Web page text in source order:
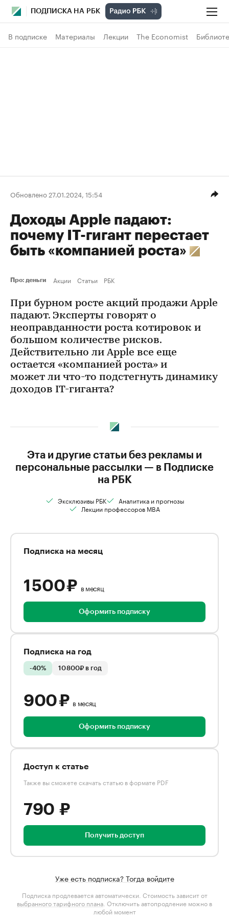
ПОДПИСКА НА РБК
В подписке Материалы Лекции The Economist
Обновлено 27.01.2024, 15:54
Доходы Apple падают:
почему IT-гигант перестает
быть «компанией роста»
Про: деньги Акции Статьи РБК
При бурном росте акций продажи Apple
падают. Эксперты говорят о
неоправданности роста котировок и
большом количестве рисков.
Действительно ли Apple все еще
остается «компанией роста» и
может ли что-то подстегнуть динамику
доходов IT-гиганта?
Эта и другие статьи без рекламы и
персональные рассылки — в Подписке
на РБК
Эксклюзивы РБК
Аналитика и прогнозы
Лекции профессоров MBA
Подписка на месяц
1 500 ₽ в месяц
Оформить подписку
Подписка на год
-40% 10 800₽ в год
900 ₽ в месяц
Оформить подписку
Доступ к статье
Также вы сможете скачать статью в формате PDF
790 ₽
Получить доступ
Уже есть подписка? Тогда войдите
Подписка продлевается автоматически. Стоимость зависит от
выбранного тарифного плана . Отключить автопродление можно в
любой момент